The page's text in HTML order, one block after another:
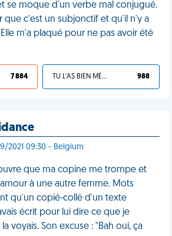
se moque d'un verbe mal conjugué.
que c'est un subjonctif et qu'il n'y a
m'a plaqué pour ne pas avoir été
7 884 TU L'AS BIEN MÉRITÉ 988
2021 09:30 - Belgium
que ma copine me trompe et
à une autre femme. Mots
qu'un copié-collé d'un texte
écrit pour lui dire ce que je
voyais. Son excuse : "Bah oui, ça